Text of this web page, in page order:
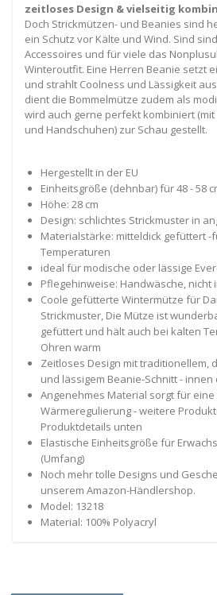
zeitloses Design & vielseitig
Doch Strickmützen- und Beanies sind
ein Schutz vor Kälte und Wind. Sind
Accessoires und für viele das
Winteroutfit. Eine Herren Beanie setzt
und strahlt Coolness und Lässigkeit
dient die Bommelmütze zudem als
wird auch gerne perfekt kombiniert (mit
und Handschuhen) zur Schau gestellt.
Hergestellt in der EU
Einheitsgröße (dehnbar) für 48 - 58
Höhe: 28 cm
Design: schlichtes Strickmuster in
Materialstärke: mitteldick gefüttert -
Temperaturen
ideal für modische oder lässige
Pflegehinweise: Handwäsche, nicht
Coole gefütterte Wintermütze für
Strickmuster, Die Mütze ist
gefüttert und hält auch bei kalten
Ohren warm
Zeitloses Design mit traditionellem,
und lässigem Beanie-Schnitt -
Angenehmes Material sorgt für
Wärmeregulierung - weitere
Produktdetails unten
Elastische Einheitsgröße für
(Umfang)
Noch mehr tolle Designs und
unserem Amazon-Händlershop.
Model: 13218
Material: 100% Polyacryl